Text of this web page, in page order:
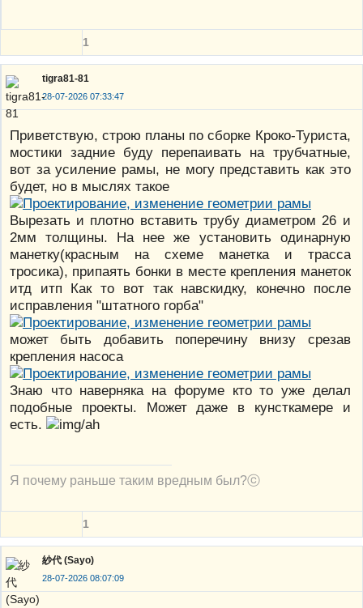
1
tigra81-81
28-07-2026 07:33:47
Приветствую, строю планы по сборке Кроко-Туриста,
мостики задние буду перепаивать на трубчатные,
вот за усиление рамы, не могу представить как это
будет, но в мыслях такое
Вырезать и плотно вставить трубу диаметром 26 и
2мм толщины. На нее же установить одинарную
манетку(красным на схеме манетка и трасса
тросика), припаять бонки в месте крепления манеток
итд итп Как то вот так навскидку, конечно после
исправления "штатного горба"
может быть добавить поперечину внизу срезав
крепления насоса
Знаю что наверняка на форуме кто то уже делал
подобные проекты. Может даже в кунсткамере и
есть.
Я почему раньше таким вредным был?ⓒ
1
紗代 (Sayo)
28-07-2026 08:07:09